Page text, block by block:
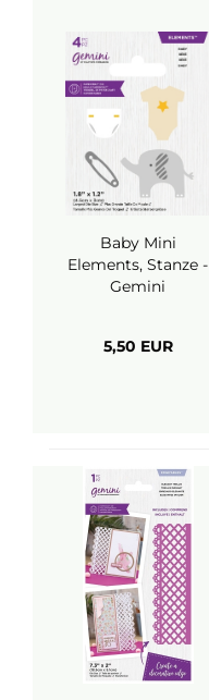
Baby Mini
Elements, Stanze -
Gemini
5,50 EUR